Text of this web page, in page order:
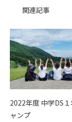
関連記事
2022年度 中学DS
ャンプ